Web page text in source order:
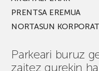
PRENTSA EREMUA
NORTASUN
Parkeari buruz
zaitez gurekin